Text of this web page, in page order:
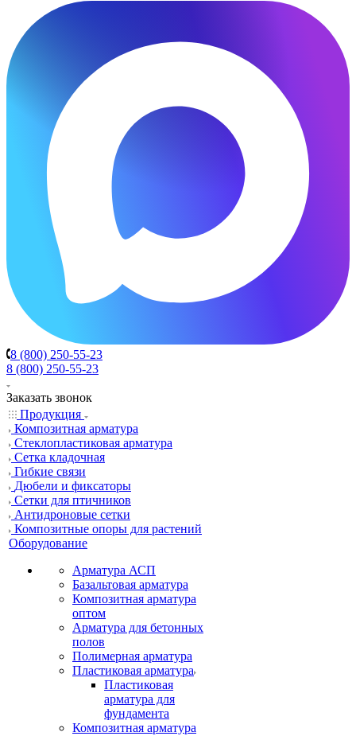
8 (800) 250-55-23
8 (800) 250-55-23
Заказать звонок
Продукция
Композитная арматура
Cтеклопластиковая арматура
Сетка кладочная
Гибкие связи
Дюбели и фиксаторы
Сетки для птичников
Антидроновые сетки
Композитные опоры для растений
Оборудование
Арматура АСП
Базальтовая арматура
Композитная арматура
оптом
Арматура для бетонных
полов
Полимерная арматура
Пластиковая арматура
Пластиковая
арматура для
фундамента
Композитная арматура